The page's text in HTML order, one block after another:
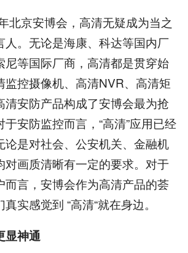
京安博会，高清无疑成为当之
人。无论是海康、科达等国内厂
尼等国际厂商，高清都是贯穿始
监控摄像机、高清NVR、高清矩
清安防产品构成了安博会最为抢
安防监控而言，“高清”应用已经
论是对社会、公安机关、金融机
对画质清晰有一定的要求。对于
而言，安博会作为高清产品的荟
实感觉到 “高清“就在身边。
神通